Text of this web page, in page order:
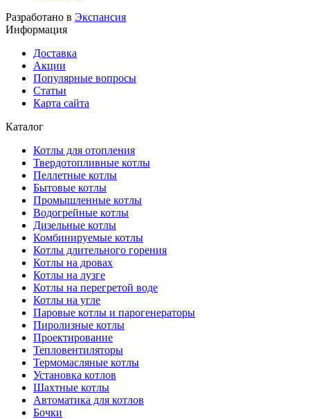
Разработано в Экспансия
Информация
Доставка
Акции
Популярные вопросы
Статьи
Карта сайта
Каталог
Котлы для отопления
Твердотопливные котлы
Пеллетные котлы
Бытовые котлы
Промышленные котлы
Водогрейные котлы
Дизельные котлы
Комбинируемые котлы
Котлы длительного горения
Котлы на дровах
Котлы на лузге
Котлы на перегретой воде
Котлы на угле
Паровые котлы и парогенераторы
Пиролизные котлы
Проектирование
Тепловентиляторы
Термомасляные котлы
Установка котлов
Шахтные котлы
Автоматика для котлов
Бочки